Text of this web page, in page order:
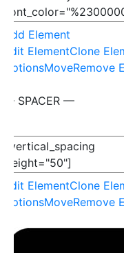
Add Element
Edit ElementClone
OptionsMoveRemove
— SPACER —
Edit ElementClone
OptionsMoveRemove